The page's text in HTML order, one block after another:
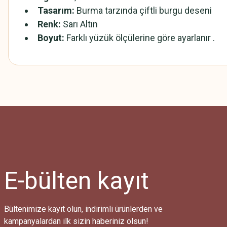
Tasarım: Burma tarzında çiftli burgu deseni
Renk: Sarı Altın
Boyut: Farklı yüzük ölçülerine göre ayarlanır .
Bu ürüne benzer farklı alternatifler olmalı.
E-bülten kayıt
Bültenimize kayıt olun, indirimli ürünlerden ve
kampanyalardan ilk sizin haberiniz olsun!